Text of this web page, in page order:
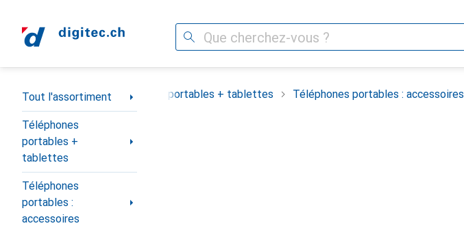
Recherche
Navigation par catégorie
Tout l'assortiment
Téléphones
portables +
tablettes
Téléphones
portables :
accessoires
Tout l'assortiment Téléphones portables + tablettes Téléphones portables : accessoires